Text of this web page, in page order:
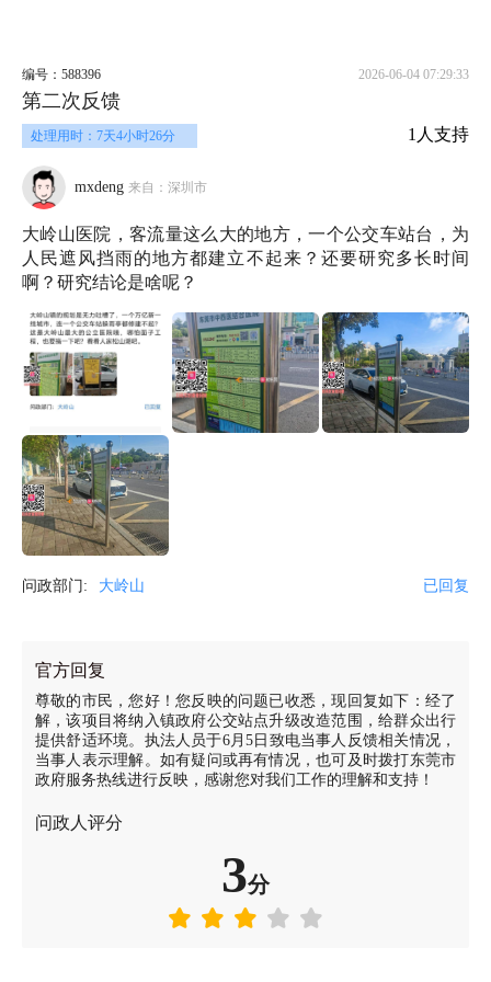
编号：588396 2026-06-04 07:29:33
第二次反馈
处理用时：7天4小时26分 1人支持
mxdeng 来自：深圳市
大岭山医院，客流量这么大的地方，一个公交车站台，为
人民遮风挡雨的地方都建立不起来？还要研究多长时间
啊？研究结论是啥呢？
问政部门: 大岭山 已回复
官方回复
尊敬的市民，您好！您反映的问题已收悉，现回复如下：经了
解，该项目将纳入镇政府公交站点升级改造范围，给群众出行
提供舒适环境。执法人员于6月5日致电当事人反馈相关情况，
当事人表示理解。如有疑问或再有情况，也可及时拨打东莞市
政府服务热线进行反映，感谢您对我们工作的理解和支持！
问政人评分
3分